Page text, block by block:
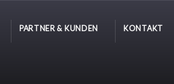
PARTNER & KUNDEN KONTAKT